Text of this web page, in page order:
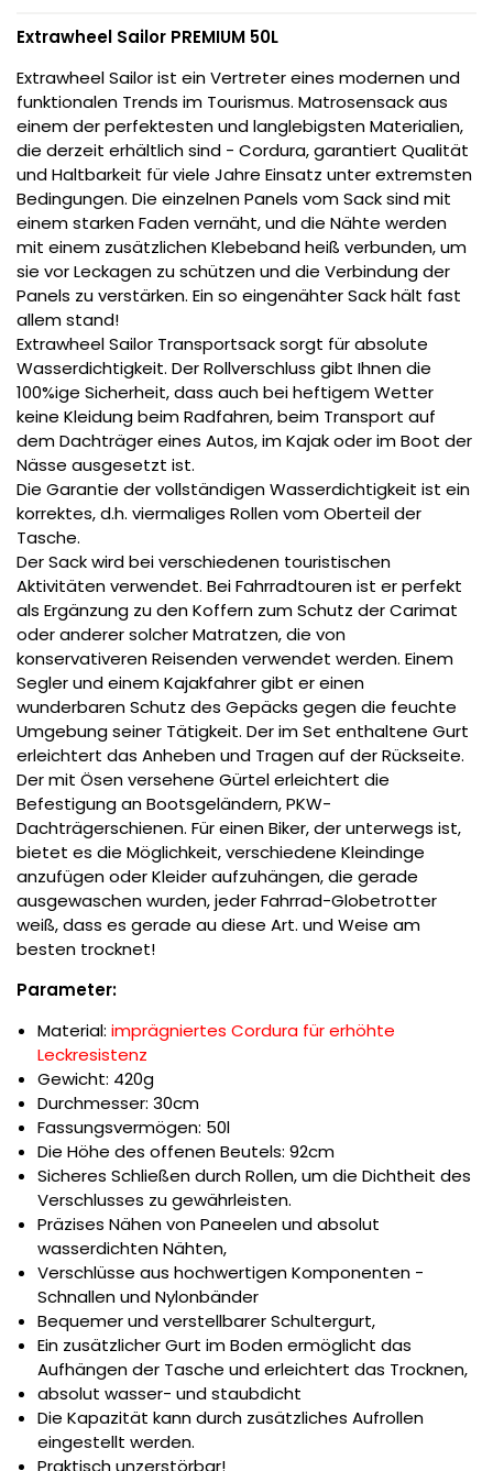
Extrawheel Sailor PREMIUM 50L
Extrawheel Sailor ist ein Vertreter eines modernen und
funktionalen Trends im Tourismus. Matrosensack aus
einem der perfektesten und langlebigsten Materialien,
die derzeit erhältlich sind - Cordura, garantiert Qualität
und Haltbarkeit für viele Jahre Einsatz unter extremsten
Bedingungen. Die einzelnen Panels vom Sack sind mit
einem starken Faden vernäht, und die Nähte werden
mit einem zusätzlichen Klebeband heiß verbunden, um
sie vor Leckagen zu schützen und die Verbindung der
Panels zu verstärken. Ein so eingenähter Sack hält fast
allem stand!
Extrawheel Sailor Transportsack sorgt für absolute
Wasserdichtigkeit. Der Rollverschluss gibt Ihnen die
100%ige Sicherheit, dass auch bei heftigem Wetter
keine Kleidung beim Radfahren, beim Transport auf
dem Dachträger eines Autos, im Kajak oder im Boot der
Nässe ausgesetzt ist.
Die Garantie der vollständigen Wasserdichtigkeit ist ein
korrektes, d.h. viermaliges Rollen vom Oberteil der
Tasche.
Der Sack wird bei verschiedenen touristischen
Aktivitäten verwendet. Bei Fahrradtouren ist er perfekt
als Ergänzung zu den Koffern zum Schutz der Carimat
oder anderer solcher Matratzen, die von
konservativeren Reisenden verwendet werden. Einem
Segler und einem Kajakfahrer gibt er einen
wunderbaren Schutz des Gepäcks gegen die feuchte
Umgebung seiner Tätigkeit. Der im Set enthaltene Gurt
erleichtert das Anheben und Tragen auf der Rückseite.
Der mit Ösen versehene Gürtel erleichtert die
Befestigung an Bootsgeländern, PKW-
Dachträgerschienen. Für einen Biker, der unterwegs ist,
bietet es die Möglichkeit, verschiedene Kleindinge
anzufügen oder Kleider aufzuhängen, die gerade
ausgewaschen wurden, jeder Fahrrad-Globetrotter
weiß, dass es gerade au diese Art. und Weise am
besten trocknet!
Parameter:
Material: imprägniertes Cordura für erhöhte
Leckresistenz
Gewicht: 420g
Durchmesser: 30cm
Fassungsvermögen: 50l
Die Höhe des offenen Beutels: 92cm
Sicheres Schließen durch Rollen, um die Dichtheit des
Verschlusses zu gewährleisten.
Präzises Nähen von Paneelen und absolut
wasserdichten Nähten,
Verschlüsse aus hochwertigen Komponenten -
Schnallen und Nylonbänder
Bequemer und verstellbarer Schultergurt,
Ein zusätzlicher Gurt im Boden ermöglicht das
Aufhängen der Tasche und erleichtert das Trocknen,
absolut wasser- und staubdicht
Die Kapazität kann durch zusätzliches Aufrollen
eingestellt werden.
Praktisch unzerstörbar!